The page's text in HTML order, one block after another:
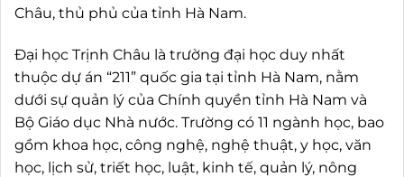
Châu, thủ phủ của tỉnh Hà Nam.
Đại học Trịnh Châu là trường đại học duy nhất
thuộc dự án “211” quốc gia tại tỉnh Hà Nam, nằm
dưới sự quản lý của Chính quyền tỉnh Hà Nam và
Bộ Giáo dục Nhà nước. Trường có 11 ngành học, bao
gồm khoa học, công nghệ, nghệ thuật, y học, văn
học, lịch sử, triết học, luật, kinh tế, quản lý, nông